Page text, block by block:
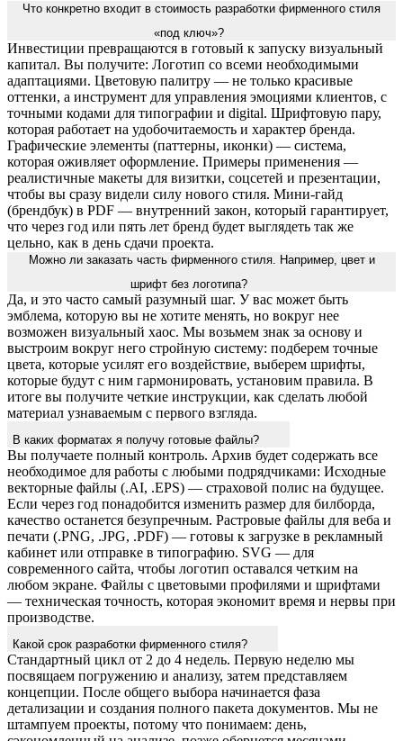
Что конкретно входит в стоимость разработки фирменного стиля
«под ключ»?
Инвестиции превращаются в готовый к запуску визуальный
капитал. Вы получите: Логотип со всеми необходимыми
адаптациями. Цветовую палитру — не только красивые
оттенки, а инструмент для управления эмоциями клиентов, с
точными кодами для типографии и digital. Шрифтовую пару,
которая работает на удобочитаемость и характер бренда.
Графические элементы (паттерны, иконки) — система,
которая оживляет оформление. Примеры применения —
реалистичные макеты для визитки, соцсетей и презентации,
чтобы вы сразу видели силу нового стиля. Мини-гайд
(брендбук) в PDF — внутренний закон, который гарантирует,
что через год или пять лет бренд будет выглядеть так же
цельно, как в день сдачи проекта.
Можно ли заказать часть фирменного стиля. Например, цвет и
шрифт без логотипа?
Да, и это часто самый разумный шаг. У вас может быть
эмблема, которую вы не хотите менять, но вокруг нее
возможен визуальный хаос. Мы возьмем знак за основу и
выстроим вокруг него стройную систему: подберем точные
цвета, которые усилят его воздействие, выберем шрифты,
которые будут с ним гармонировать, установим правила. В
итоге вы получите четкие инструкции, как сделать любой
материал узнаваемым с первого взгляда.
В каких форматах я получу готовые файлы?
Вы получаете полный контроль. Архив будет содержать все
необходимое для работы с любыми подрядчиками: Исходные
векторные файлы (.AI, .EPS) — страховой полис на будущее.
Если через год понадобится изменить размер для билборда,
качество останется безупречным. Растровые файлы для веба и
печати (.PNG, .JPG, .PDF) — готовы к загрузке в рекламный
кабинет или отправке в типографию. SVG — для
современного сайта, чтобы логотип оставался четким на
любом экране. Файлы с цветовыми профилями и шрифтами
— техническая точность, которая экономит время и нервы при
производстве.
Какой срок разработки фирменного стиля?
Стандартный цикл от 2 до 4 недель. Первую неделю мы
посвящаем погружению и анализу, затем представляем
концепции. После общего выбора начинается фаза
детализации и создания полного пакета документов. Мы не
штампуем проекты, потому что понимаем: день,